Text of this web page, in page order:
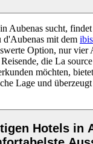
Aubenas sucht,
d'Aubenas mit dem
Option, nur vier
die La
möchten,
Lage und
Hotels in